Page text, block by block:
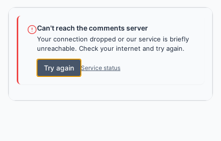
Can't reach the comments server
Your connection dropped or our service is briefly
unreachable. Check your internet and try again.
Try again Service status